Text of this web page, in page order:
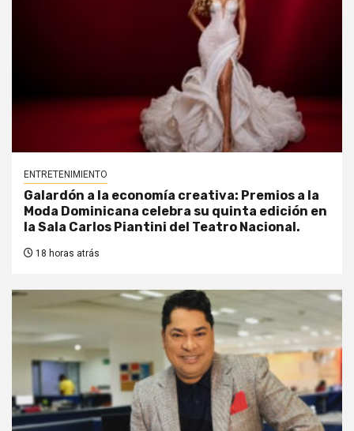
ENTRETENIMIENTO
Galardón a la economía creativa: Premios a la
Moda Dominicana celebra su quinta edición en
la Sala Carlos Piantini del Teatro Nacional.
18 horas atrás